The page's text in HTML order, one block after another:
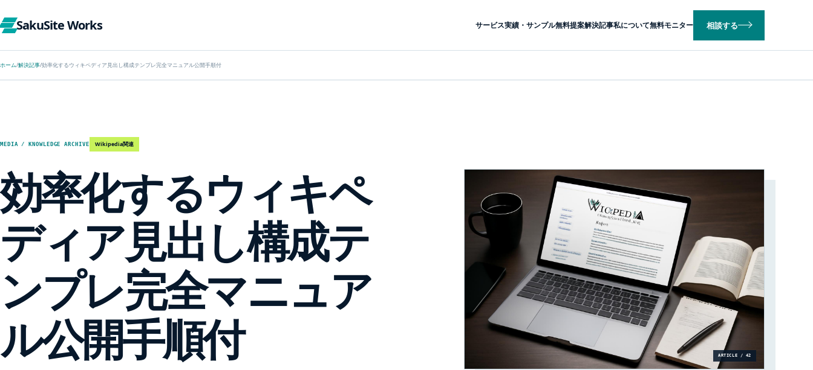
SakuSite Works サービス実績・サンプル無料提案解決記事私について無料モニター 相談する
ホーム/解決記事/効率化するウィキペディア見出し構成テンプレ完全マニュアル公開手順付
MEDIA / KNOWLEDGE ARCHIVE Wikipedia関連
効率化するウィキペ
ディア見出し構成テ
ンプレ完全マニュア
ル公開手順付
ARTICLE / 42